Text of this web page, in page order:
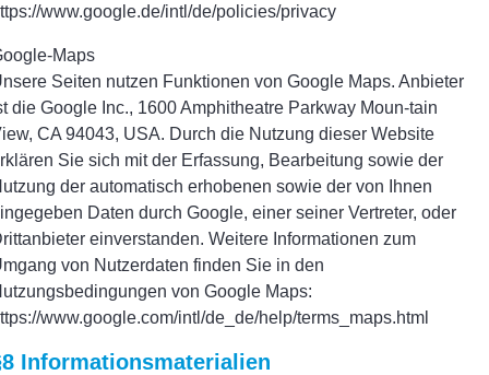
www.google.de/intl/de/policies/privacy
Maps
Seiten nutzen Funktionen von Google Maps. Anbieter
die Google Inc., 1600 Amphitheatre Parkway Moun-tain
CA 94043, USA. Durch die Nutzung dieser Website
Sie sich mit der Erfassung, Bearbeitung sowie der
der automatisch erhobenen sowie der von Ihnen
Daten durch Google, einer seiner Vertreter, oder
einverstanden. Weitere Informationen zum
von Nutzerdaten finden Sie in den
von Google Maps:
www.google.com/intl/de_de/help/terms_maps.html
Informationsmaterialien